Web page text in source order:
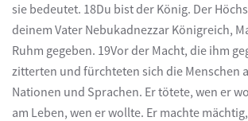
sie bedeutet. 18Du bist der König. Der
deinem Vater Nebukadnezzar Königreich,
Ruhm gegeben. 19Vor der Macht, die ihm
zitterten und fürchteten sich die Menschen
Nationen und Sprachen. Er tötete, wen er
am Leben, wen er wollte. Er machte